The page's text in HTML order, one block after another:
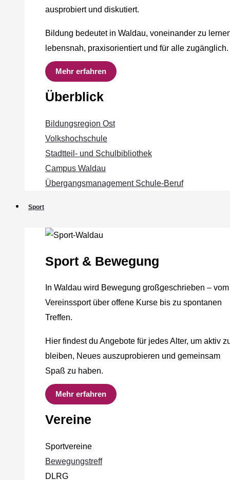
ausprobiert und diskutiert.
Bildung bedeutet in Waldau, voneinander zu
lebensnah, praxisorientiert und für alle zugänglich.
Mehr erfahren
Überblick
Bildungsregion Ost
Volkshochschule
Stadtteil- und Schulbibliothek
Campus Waldau
Übergangsmanagement Schule‐Beruf
Sport
Sport & Bewegung
In Waldau wird Bewegung großgeschrieben – vom
Vereinssport über offene Kurse bis zu spontanen
Treffen.
Hier findest du Angebote für jedes Alter, um aktiv
bleiben, Neues auszuprobieren und gemeinsam
Spaß zu haben.
Mehr erfahren
Vereine
Sportvereine
Bewegungstreff
DLRG